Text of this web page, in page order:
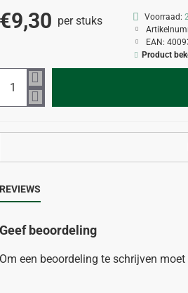
€9,30 per stuks Voorraad:
EAN:
Product
REVIEWS
Geef beoordeling
Om een beoordeling te schrijven moet